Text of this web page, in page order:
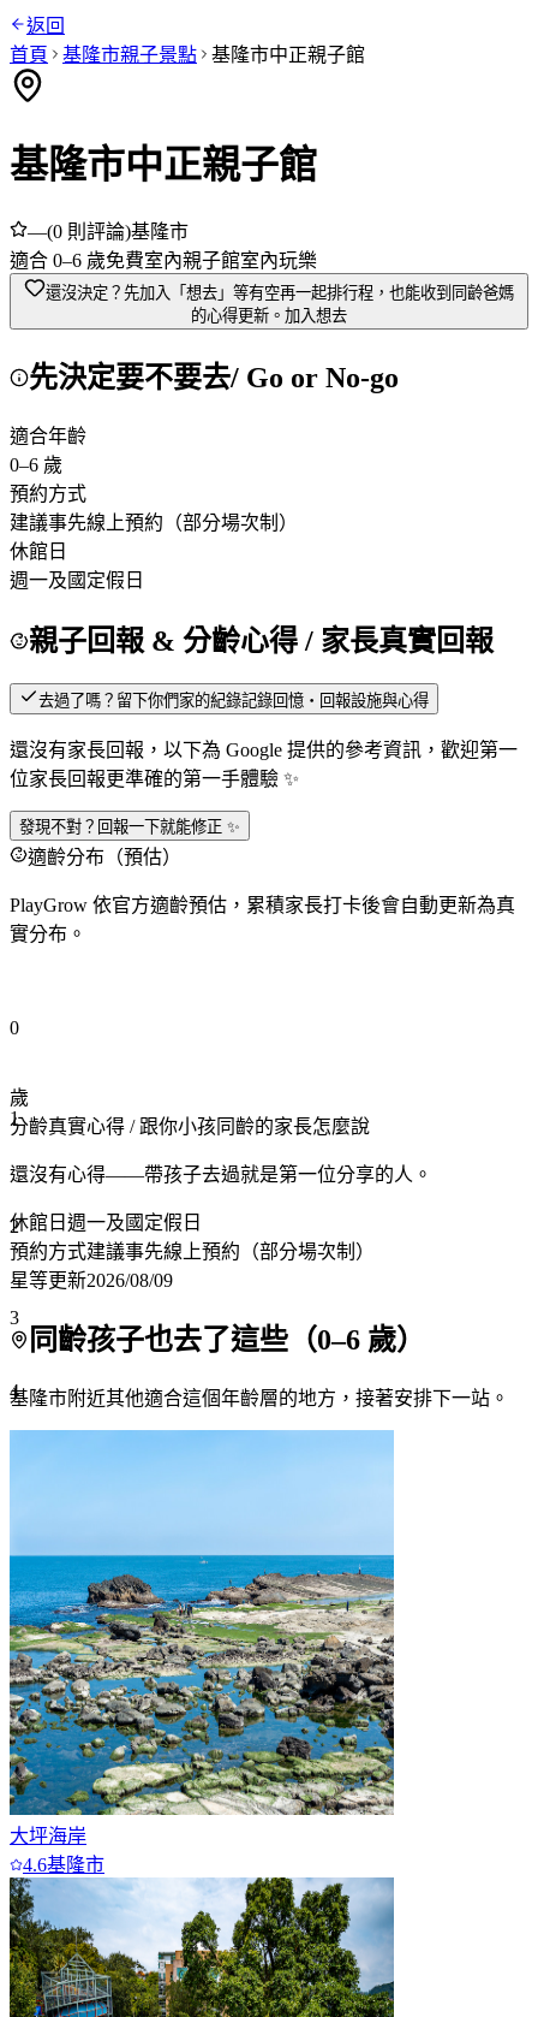
返回
首頁
基隆市親子景點 基隆市中正親子館
基隆市中正親子館
—(0 則評論)基隆市
適合 0–6 歲免費室內親子館室內玩樂
還沒決定？先加入「想去」 等有空再一起排行程，也能收到同齡爸媽
的心得更新。 加入想去
先決定要不要去/ Go or No-go
適合年齡
0–6 歲
預約方式
建議事先線上預約（部分場次制）
休館日
週一及國定假日
親子回報 & 分齡心得 / 家長真實回報
去過了嗎？留下你們家的紀錄記錄回憶・回報設施與心得
還沒有家長回報，以下為 Google 提供的參考資訊，歡迎第一
位家長回報更準確的第一手體驗 ✨
發現不對？回報一下就能修正 ✨
適齡分布（預估）
PlayGrow 依官方適齡預估，累積家長打卡後會自動更新為真
實分布。
0
1
2
3
4
歲
分齡真實心得 / 跟你小孩同齡的家長怎麼說
還沒有心得——帶孩子去過就是第一位分享的人。
休館日 週一及國定假日
預約方式建議事先線上預約（部分場次制）
星等更新2026/08/09
同齡孩子也去了這些（0–6 歲）
基隆市附近其他適合這個年齡層的地方，接著安排下一站。
大坪海岸
4.6基隆市